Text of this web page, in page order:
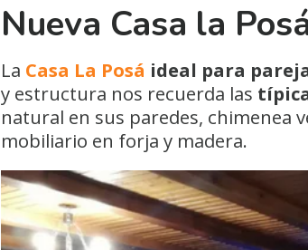
Nueva Casa la
La Casa La Posá ideal para
y estructura nos recuerda las
natural en sus paredes, chimenea
mobiliario en forja y madera.